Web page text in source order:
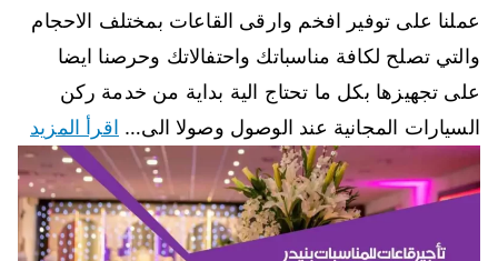
عملنا على توفير افخم وارقى القاعات بمختلف الاحجام
والتي تصلح لكافة مناسباتك واحتفالاتك وحرصنا ايضا
على تجهيزها بكل ما تحتاج الية بداية من خدمة ركن
السيارات المجانية عند الوصول وصولا الى… اقرأ المزيد